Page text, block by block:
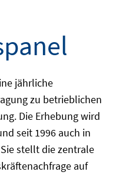
jährliche
zu betrieblichen
Die Erhebung wird
seit 1996 auch in
stellt die zentrale
auf